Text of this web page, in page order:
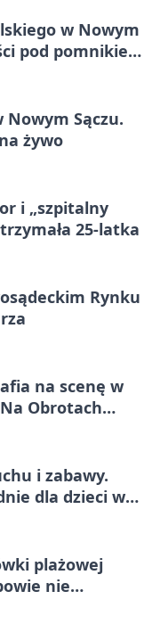
w Nowym
pod pomnikiem
Sączu.
żywo
i „szpitalny
25-latka
Rynku
na scenę w
Obrotach
i zabawy.
dla dzieci w
plażowej
nie